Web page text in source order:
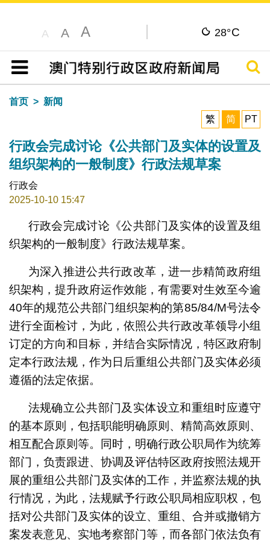
A A A 28°C
目录
搜寻
首页
新闻
繁
简 PT
行政会完成讨论《公共部门及实体的设置及
组织架构的一般制度》行政法规草案
行政会
2025-10-10 15:47
行政会完成讨论《公共部门及实体的设置及组
织架构的一般制度》行政法规草案。
为深入推进公共行政改革，进一步精简政府组
织架构，提升政府运作效能，有需要对生效至今逾
40年的规范公共部门组织架构的第85/84/M号法令
进行全面检讨，为此，依照公共行政改革领导小组
订定的方向和目标，并结合实际情况，特区政府制
定本行政法规，作为日后重组公共部门及实体必须
遵循的法定依据。
法规确立公共部门及实体设立和重组时应遵守
的基本原则，包括职能明确原则、精简高效原则、
相互配合原则等。同时，明确行政公职局作为统筹
部门，负责跟进、协调及评估特区政府按照法规开
展的重组公共部门及实体的工作，并监察法规的执
行情况，为此，法规赋予行政公职局相应职权，包
括对公共部门及实体的设立、重组、合并或撤销方
案发表意见、实地考察部门等，而各部门依法负有